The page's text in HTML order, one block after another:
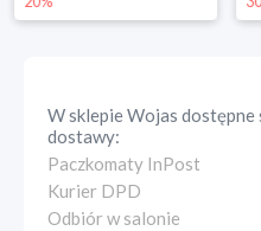
W sklepieWojas dostępne
dostawy:
Paczkomaty InPost
Kurier DPD
Odbiór w salonie